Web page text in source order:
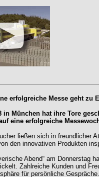
erfolgreiche Messe geht zu
in München hat ihre Tore
eine erfolgreiche
ließen sich in freundlicher
den innovativen Produkten
Abend“ am Donnerstag
Zahlreiche Kunden und
für persönliche Gespräche.